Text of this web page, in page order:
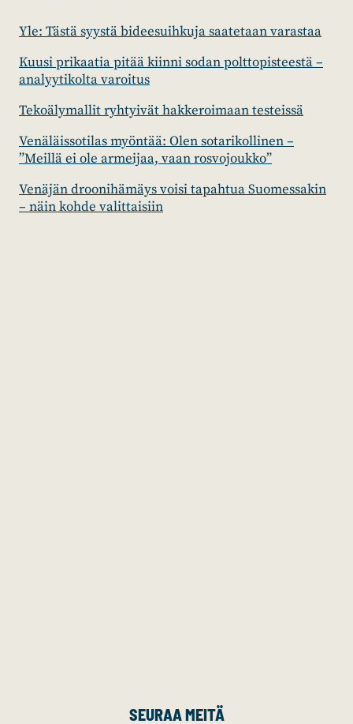
Yle: Tästä syystä bideesuihkuja saatetaan varastaa
Kuusi prikaatia pitää kiinni sodan polttopisteestä –
analyytikolta varoitus
Tekoälymallit ryhtyivät hakkeroimaan testeissä
Venäläissotilas myöntää: Olen sotarikollinen –
”Meillä ei ole armeijaa, vaan rosvojoukko”
Venäjän droonihämäys voisi tapahtua Suomessakin
– näin kohde valittaisiin
SEURAA MEITÄ